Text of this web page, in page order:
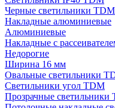
Черные светильники TDM
Накладные алюминиевые
Алюминиевые
Накладные с
Недорогие
Ширина 16 мм
Овальные светильники
Светильники угол TDM
Прозрачные светильники